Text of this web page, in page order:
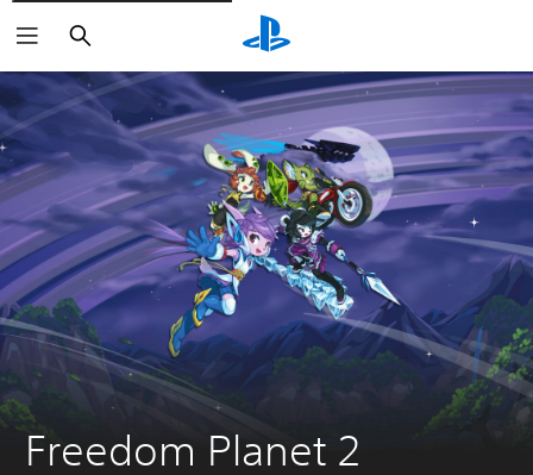
Buscar
Freedom Planet 2